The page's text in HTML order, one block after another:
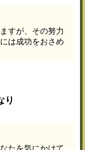
すが、その努力
は成功をおさめ
り